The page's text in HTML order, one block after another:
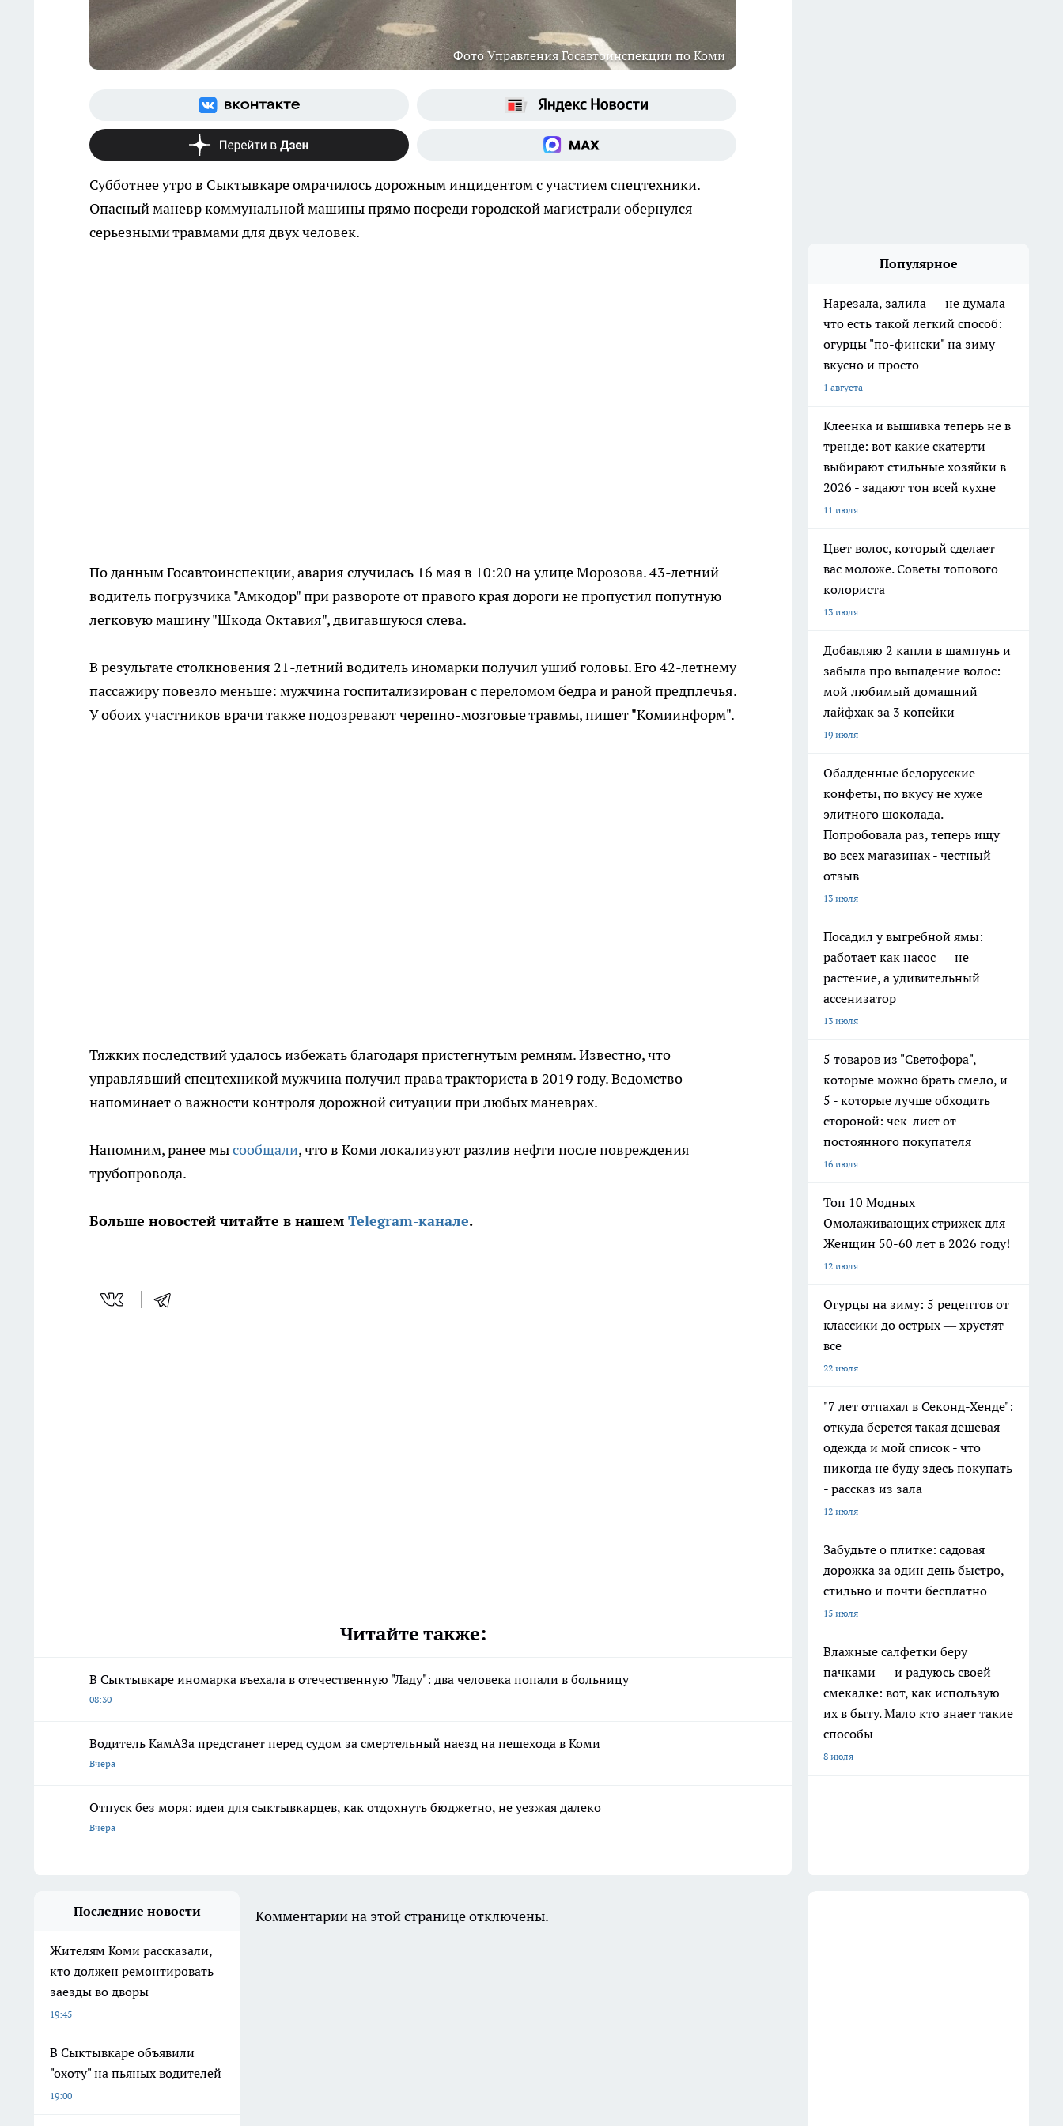
Фото Управления Госавтоинспекции по Коми
Субботнее утро в Сыктывкаре омрачилось дорожным инцидентом с участием спецтехники.
Опасный маневр коммунальной машины прямо посреди городской магистрали обернулся
серьезными травмами для двух человек.
По данным Госавтоинспекции, авария случилась 16 мая в 10:20 на улице Морозова. 43-летний
водитель погрузчика "Амкодор" при развороте от правого края дороги не пропустил попутную
легковую машину "Шкода Октавия", двигавшуюся слева.
В результате столкновения 21-летний водитель иномарки получил ушиб головы. Его 42-летнему
пассажиру повезло меньше: мужчина госпитализирован с переломом бедра и раной предплечья.
У обоих участников врачи также подозревают черепно-мозговые травмы, пишет "Комиинформ".
Тяжких последствий удалось избежать благодаря пристегнутым ремням. Известно, что
управлявший спецтехникой мужчина получил права тракториста в 2019 году. Ведомство
напоминает о важности контроля дорожной ситуации при любых маневрах.
Напомним, ранее мысообщали, что в Коми локализуют разлив нефти после повреждения
трубопровода.
Больше новостей читайте в нашем Telegram-канале.
Читайте также:
В Сыктывкаре иномарка въехала в отечественную "Ладу": два человека попали в больницу
08:30
Водитель КамАЗа предстанет перед судом за смертельный наезд на пешехода в Коми
Вчера
Отпуск без моря: идеи для сыктывкарцев, как отдохнуть бюджетно, не уезжая далеко
Вчера
Популярное
Нарезала, залила — не думала
что есть такой легкий способ:
огурцы "по-фински" на зиму —
вкусно и просто
1 августа
Клеенка и вышивка теперь не в
тренде: вот какие скатерти
выбирают стильные хозяйки в
2026 - задают тон всей кухне
11 июля
Цвет волос, который сделает
вас моложе. Советы топового
колориста
13 июля
Добавляю 2 капли в шампунь и
забыла про выпадение волос:
мой любимый домашний
лайфхак за 3 копейки
19 июля
Обалденные белорусские
конфеты, по вкусу не хуже
элитного шоколада.
Попробовала раз, теперь ищу
во всех магазинах - честный
отзыв
13 июля
Посадил у выгребной ямы:
работает как насос — не
растение, а удивительный
ассенизатор
13 июля
5 товаров из "Светофора",
которые можно брать смело, и
5 - которые лучше обходить
стороной: чек-лист от
постоянного покупателя
16 июля
Топ 10 Модных
Омолаживающих стрижек для
Женщин 50-60 лет в 2026 году!
12 июля
Огурцы на зиму: 5 рецептов от
классики до острых — хрустят
все
22 июля
"7 лет отпахал в Секонд-Хенде":
откуда берется такая дешевая
одежда и мой список - что
никогда не буду здесь покупать
- рассказ из зала
12 июля
Забудьте о плитке: садовая
дорожка за один день быстро,
стильно и почти бесплатно
15 июля
Влажные салфетки беру
пачками — и радуюсь своей
смекалке: вот, как использую
их в быту. Мало кто знает такие
способы
8 июля
Последние новости
Жителям Коми рассказали,
кто должен ремонтировать
заезды во дворы
19:45
В Сыктывкаре объявили
"охоту" на пьяных водителей
19:00
Комментарии на этой странице отключены.